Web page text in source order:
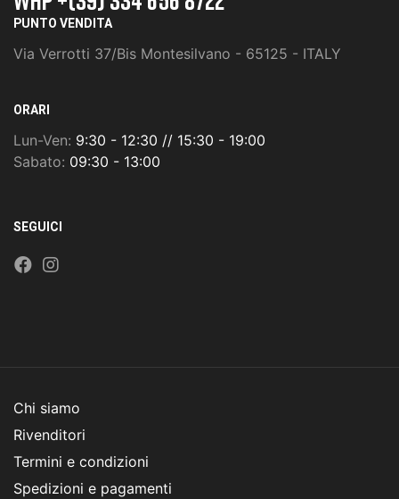
PUNTO VENDITA
Via Verrotti 37/Bis Montesilvano - 65125 - ITALY
ORARI
Lun-Ven: 9:30 - 12:30 // 15:30 - 19:00
Sabato: 09:30 - 13:00
SEGUICI
Chi siamo
Rivenditori
Termini e condizioni
Spedizioni e pagamenti